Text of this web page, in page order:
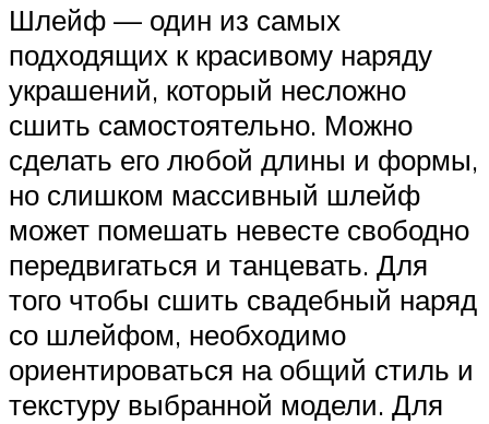
Шлейф — один из самых
подходящих к красивому наряду
украшений, который несложно
сшить самостоятельно. Можно
сделать его любой длины и формы,
но слишком массивный шлейф
может помешать невесте свободно
передвигаться и танцевать. Для
того чтобы сшить свадебный наряд
со шлейфом, необходимо
ориентироваться на общий стиль и
текстуру выбранной модели. Для